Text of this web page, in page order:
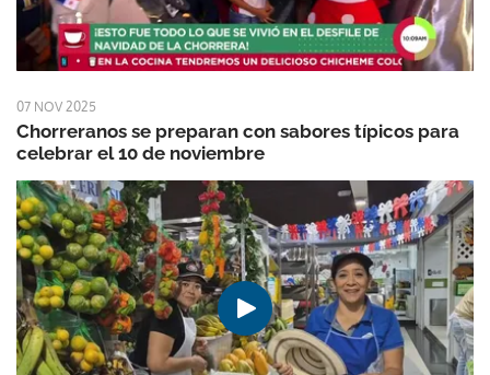
07 NOV 2025
Chorreranos se preparan con sabores típicos para
celebrar el 10 de noviembre